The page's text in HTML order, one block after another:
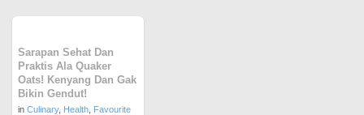
Sarapan Sehat Dan
Praktis Ala Quaker
Oats! Kenyang Dan Gak
Bikin Gendut!
in Culinary, Health Favourite